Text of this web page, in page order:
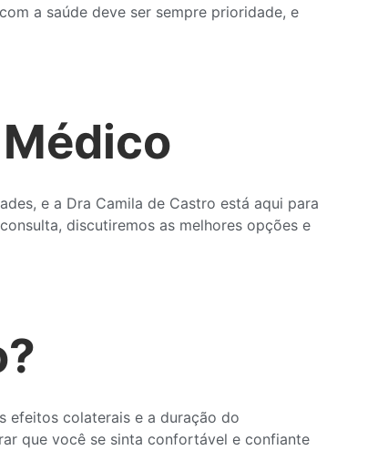
a saúde deve ser sempre prioridade, e
e a Dra Camila de Castro está aqui para
discutiremos as melhores opções e
efeitos colaterais e a duração do
que você se sinta confortável e confiante